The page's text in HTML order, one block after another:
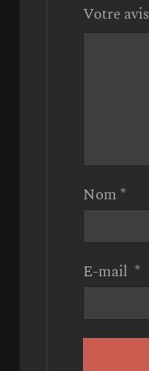
Votre avis
Nom*
E-mail *